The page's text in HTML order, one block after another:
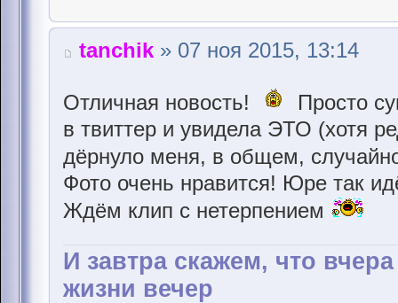
tanchik » 07 ноя 2015, 13:14
Отличная новость!
Просто
в твиттер и увидела ЭТО (хотя
дёрнуло меня, в общем,
Фото очень нравится! Юре так
Ждём клип с нетерпением
И завтра скажем, что
жизни вечер